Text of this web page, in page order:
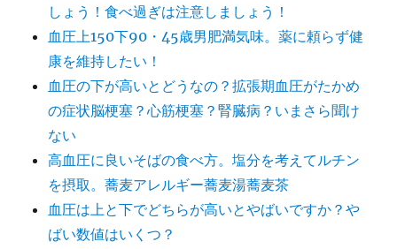
しょう！食べ過ぎは注意しましょう！
血圧上150下90・45歳男肥満気味。薬に頼らず健
康を維持したい！
血圧の下が高いとどうなの？拡張期血圧がたかめ
の症状脳梗塞？心筋梗塞？腎臓病？いまさら聞け
ない
高血圧に良いそばの食べ方。塩分を考えてルチン
を摂取。蕎麦アレルギー蕎麦湯蕎麦茶
血圧は上と下でどちらが高いとやばいですか？や
ばい数値はいくつ？